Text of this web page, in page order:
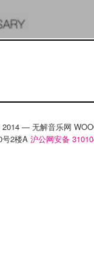
— 无解音乐网
号2楼A 沪公网安备